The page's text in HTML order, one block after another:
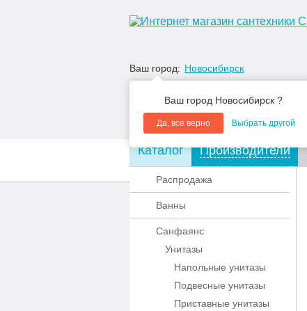
Ваш город: Новосибирск
Ваш город Новосибирск ?
Да, все верно Выбрать другой
О компании Акции
Каталог Производители
Распродажа
Ванны
Санфаянс
Унитазы
Напольные унитазы
Подвесные унитазы
Приставные унитазы